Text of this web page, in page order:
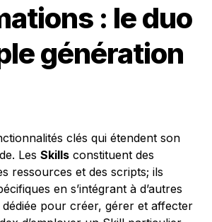
: le duo
génération
clés qui étendent son
Les Skills constituent des
ressources et des scripts; ils
en s’intégrant à d’autres
pour créer, gérer et affecter